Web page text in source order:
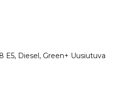
E5, Diesel, Green+ Uusiutuva